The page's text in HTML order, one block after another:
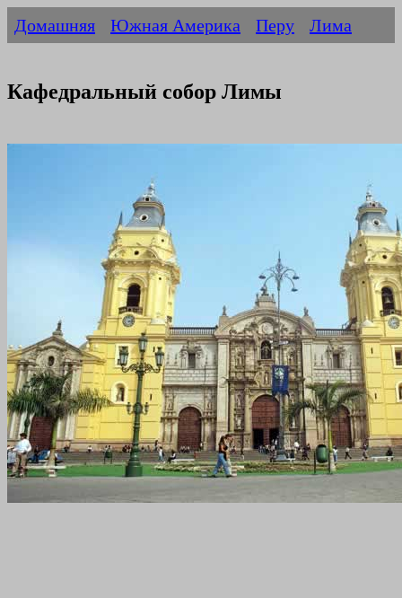
Домашняя Южная Америка Перу Лима
Кафедральный собор Лимы